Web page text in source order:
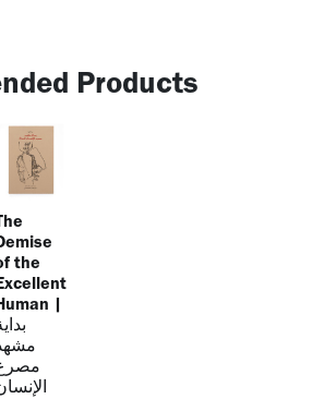
Products
the
|